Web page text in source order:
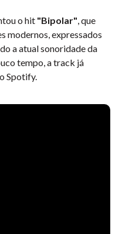
o hit "Bipolar", que
modernos, expressados
a atual sonoridade da
tempo, a track já
Spotify.